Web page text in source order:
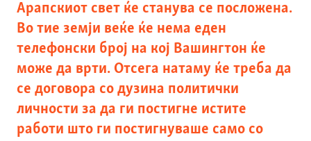
Арапскиот свет ќе станува се посложена.
Во тие земји веќе ќе нема еден
телефонски број на кој Вашингтон ќе
може да врти. Отсега натаму ќе треба да
се договора со дузина политички
личности за да ги постигне истите
работи што ги постигнуваше само со